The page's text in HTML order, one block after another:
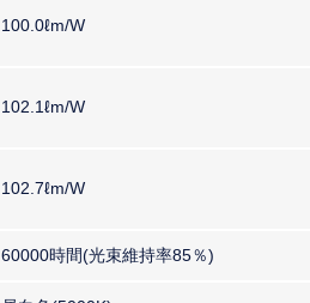
100.0ℓm/W
102.1ℓm/W
102.7ℓm/W
60000時間(光束維持率85％)